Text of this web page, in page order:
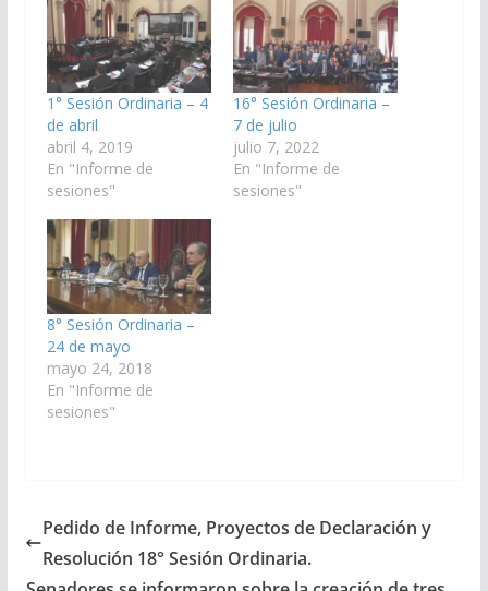
1° Sesión Ordinaria – 4
de abril
abril 4, 2019
En "Informe de
sesiones"
16° Sesión Ordinaria –
7 de julio
julio 7, 2022
En "Informe de
sesiones"
8° Sesión Ordinaria –
24 de mayo
mayo 24, 2018
En "Informe de
sesiones"
Pedido de Informe, Proyectos de Declaración y
Resolución 18° Sesión Ordinaria.